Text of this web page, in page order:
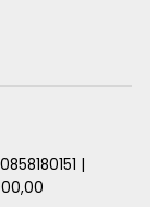
|